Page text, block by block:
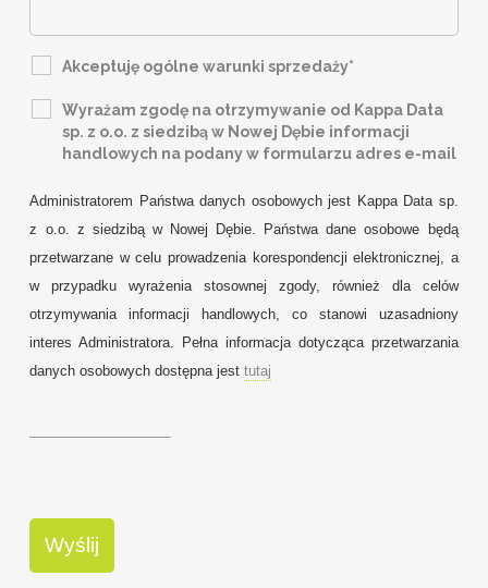
Akceptuję ogólne warunki sprzedaży*
Wyrażam zgodę na otrzymywanie od Kappa Data
sp. z o.o. z siedzibą w Nowej Dębie informacji
handlowych na podany w formularzu adres e-mail
Administratorem Państwa danych osobowych jest Kappa Data sp.
z o.o. z siedzibą w Nowej Dębie. Państwa dane osobowe będą
przetwarzane w celu prowadzenia korespondencji elektronicznej, a
w przypadku wyrażenia stosownej zgody, również dla celów
otrzymywania informacji handlowych, co stanowi uzasadniony
interes Administratora. Pełna informacja dotycząca przetwarzania
danych osobowych dostępna jesttutaj